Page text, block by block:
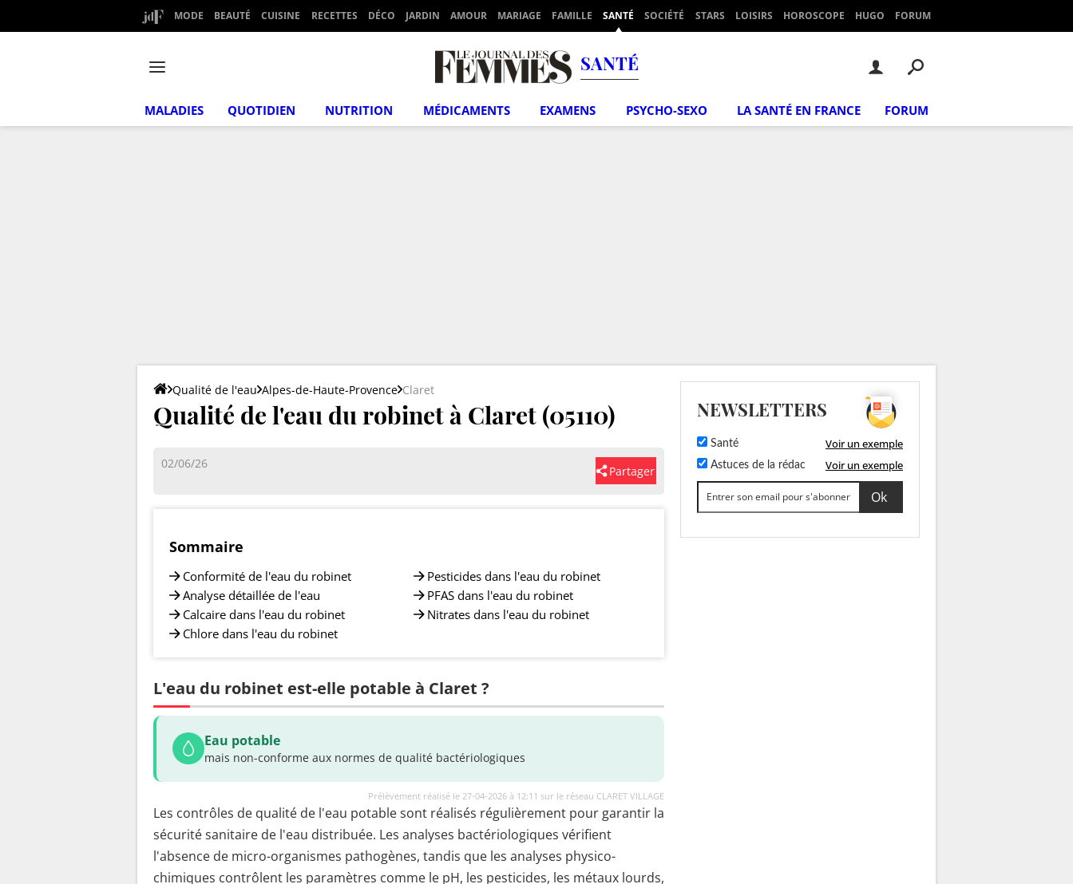
MODE BEAUTÉ CUISINE RECETTES DÉCO JARDIN AMOUR MARIAGE FAMILLE SANTÉ SOCIÉTÉ STARS LOISIRS HOROSCOPE HUGO FORUM
SANTÉ
MALADIES QUOTIDIEN NUTRITION MÉDICAMENTS EXAMENS PSYCHO-SEXO LA SANTÉ EN FRANCE FORUM
Qualité de l'eau Alpes-de-Haute-Provence Claret
Qualité de l'eau du robinet à Claret (05110)
02/06/26
Partager
Sommaire
Conformité de l'eau du robinet
Analyse détaillée de l'eau
Calcaire dans l'eau du robinet
Chlore dans l'eau du robinet
Pesticides dans l'eau du robinet
PFAS dans l'eau du robinet
Nitrates dans l'eau du robinet
L'eau du robinet est-elle potable à Claret ?
Eau potable
mais non-conforme aux normes de qualité bactériologiques
Prélèvement réalisé le 27-04-2026 à 12:11 sur le réseau CLARET VILLAGE
Les contrôles de qualité de l'eau potable sont réalisés régulièrement pour garantir la
sécurité sanitaire de l'eau distribuée. Les analyses bactériologiques vérifient
l'absence de micro-organismes pathogènes, tandis que les analyses physico-
chimiques contrôlent les paramètres comme le pH, les pesticides, les métaux lourds,
NEWSLETTERS
Santé Voir un exemple
Astuces de la rédac Voir un exemple